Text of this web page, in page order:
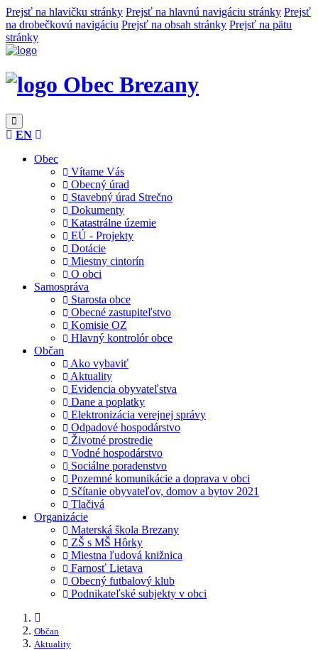
Prejsť na hlavičku stránky Prejsť na hlavnú navigáciu stránky Prejsť
na drobečkovú navigáciu Prejsť na obsah stránky Prejsť na pätu
stránky
Obec Brezany
EN
Obec
Vítame Vás
Obecný úrad
Stavebný úrad Strečno
Dokumenty
Katastrálne územie
EÚ - Projekty
Dotácie
Miestny cintorín
O obci
Samospráva
Starosta obce
Obecné zastupiteľstvo
Komisie OZ
Hlavný kontrolór obce
Občan
Ako vybaviť
Aktuality
Evidencia obyvateľstva
Dane a poplatky
Elektronizácia verejnej správy
Odpadové hospodárstvo
Životné prostredie
Vodné hospodárstvo
Sociálne poradenstvo
Pozemné komunikácie a doprava v obci
Sčítanie obyvateľov, domov a bytov 2021
Tlačivá
Organizácie
Materská škola Brezany
ZŠ s MŠ Hôrky
Miestna ľudová knižnica
Farnosť Lietava
Obecný futbalový klub
Podnikateľské subjekty v obci
Občan
Aktuality